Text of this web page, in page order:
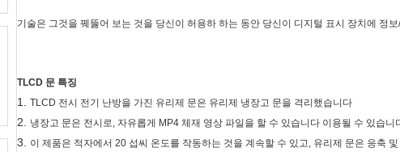
기술은 그것을 꿰뚫어 보는 것을 당신이 허용하 하는 동안 당신이 디지털 표시 장치에 정
TLCD 문 특징
1. TLCD 전시 전기 난방을 가진 유리제 문은 유리제 냉장고 문을 격리했습니다
2. 냉장고 문은 전시로, 자유롭게 MP4 체재 영상 파일을 할 수 있습니다 이용될 수 있습니
3. 이 제품은 적자에서 20 섭씨 온도를 작동하는 것을 계속할 수 있고, 유리제 문은 응축